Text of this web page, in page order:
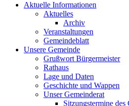
Aktuelle Informationen
Aktuelles
Archiv
Veranstaltungen
Gemeindeblatt
Unsere Gemeinde
Grußwort Bürgermeister
Rathaus
Lage und Daten
Geschichte und Wappen
Unser Gemeinderat
Sitzungstermine des